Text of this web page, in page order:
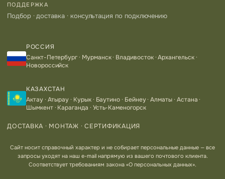
ПОДДЕРЖКА
Подбор · доставка · консультация по подключению
РОССИЯ
Санкт-Петербург · Мурманск · Владивосток · Архангельск ·
Новороссийск
КАЗАХСТАН
Актау · Атырау · Курык · Баутино · Бейнеу · Алматы · Астана ·
Шымкент · Караганда · Усть-Каменогорск
ДОСТАВКА · МОНТАЖ · СЕРТИФИКАЦИЯ
Сайт носит справочный характер и не собирает персональные данные — все
запросы уходят на наш e-mail напрямую из вашего почтового клиента.
Соответствует требованиям закона «О персональных данных».